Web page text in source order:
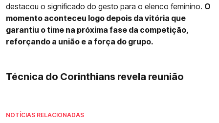
destacou o significado do gesto para o elenco feminino. O
momento aconteceu logo depois da vitória que
garantiu o time na próxima fase da competição,
reforçando a união e a força do grupo.
Técnica do Corinthians revela reunião
NOTÍCIAS RELACIONADAS